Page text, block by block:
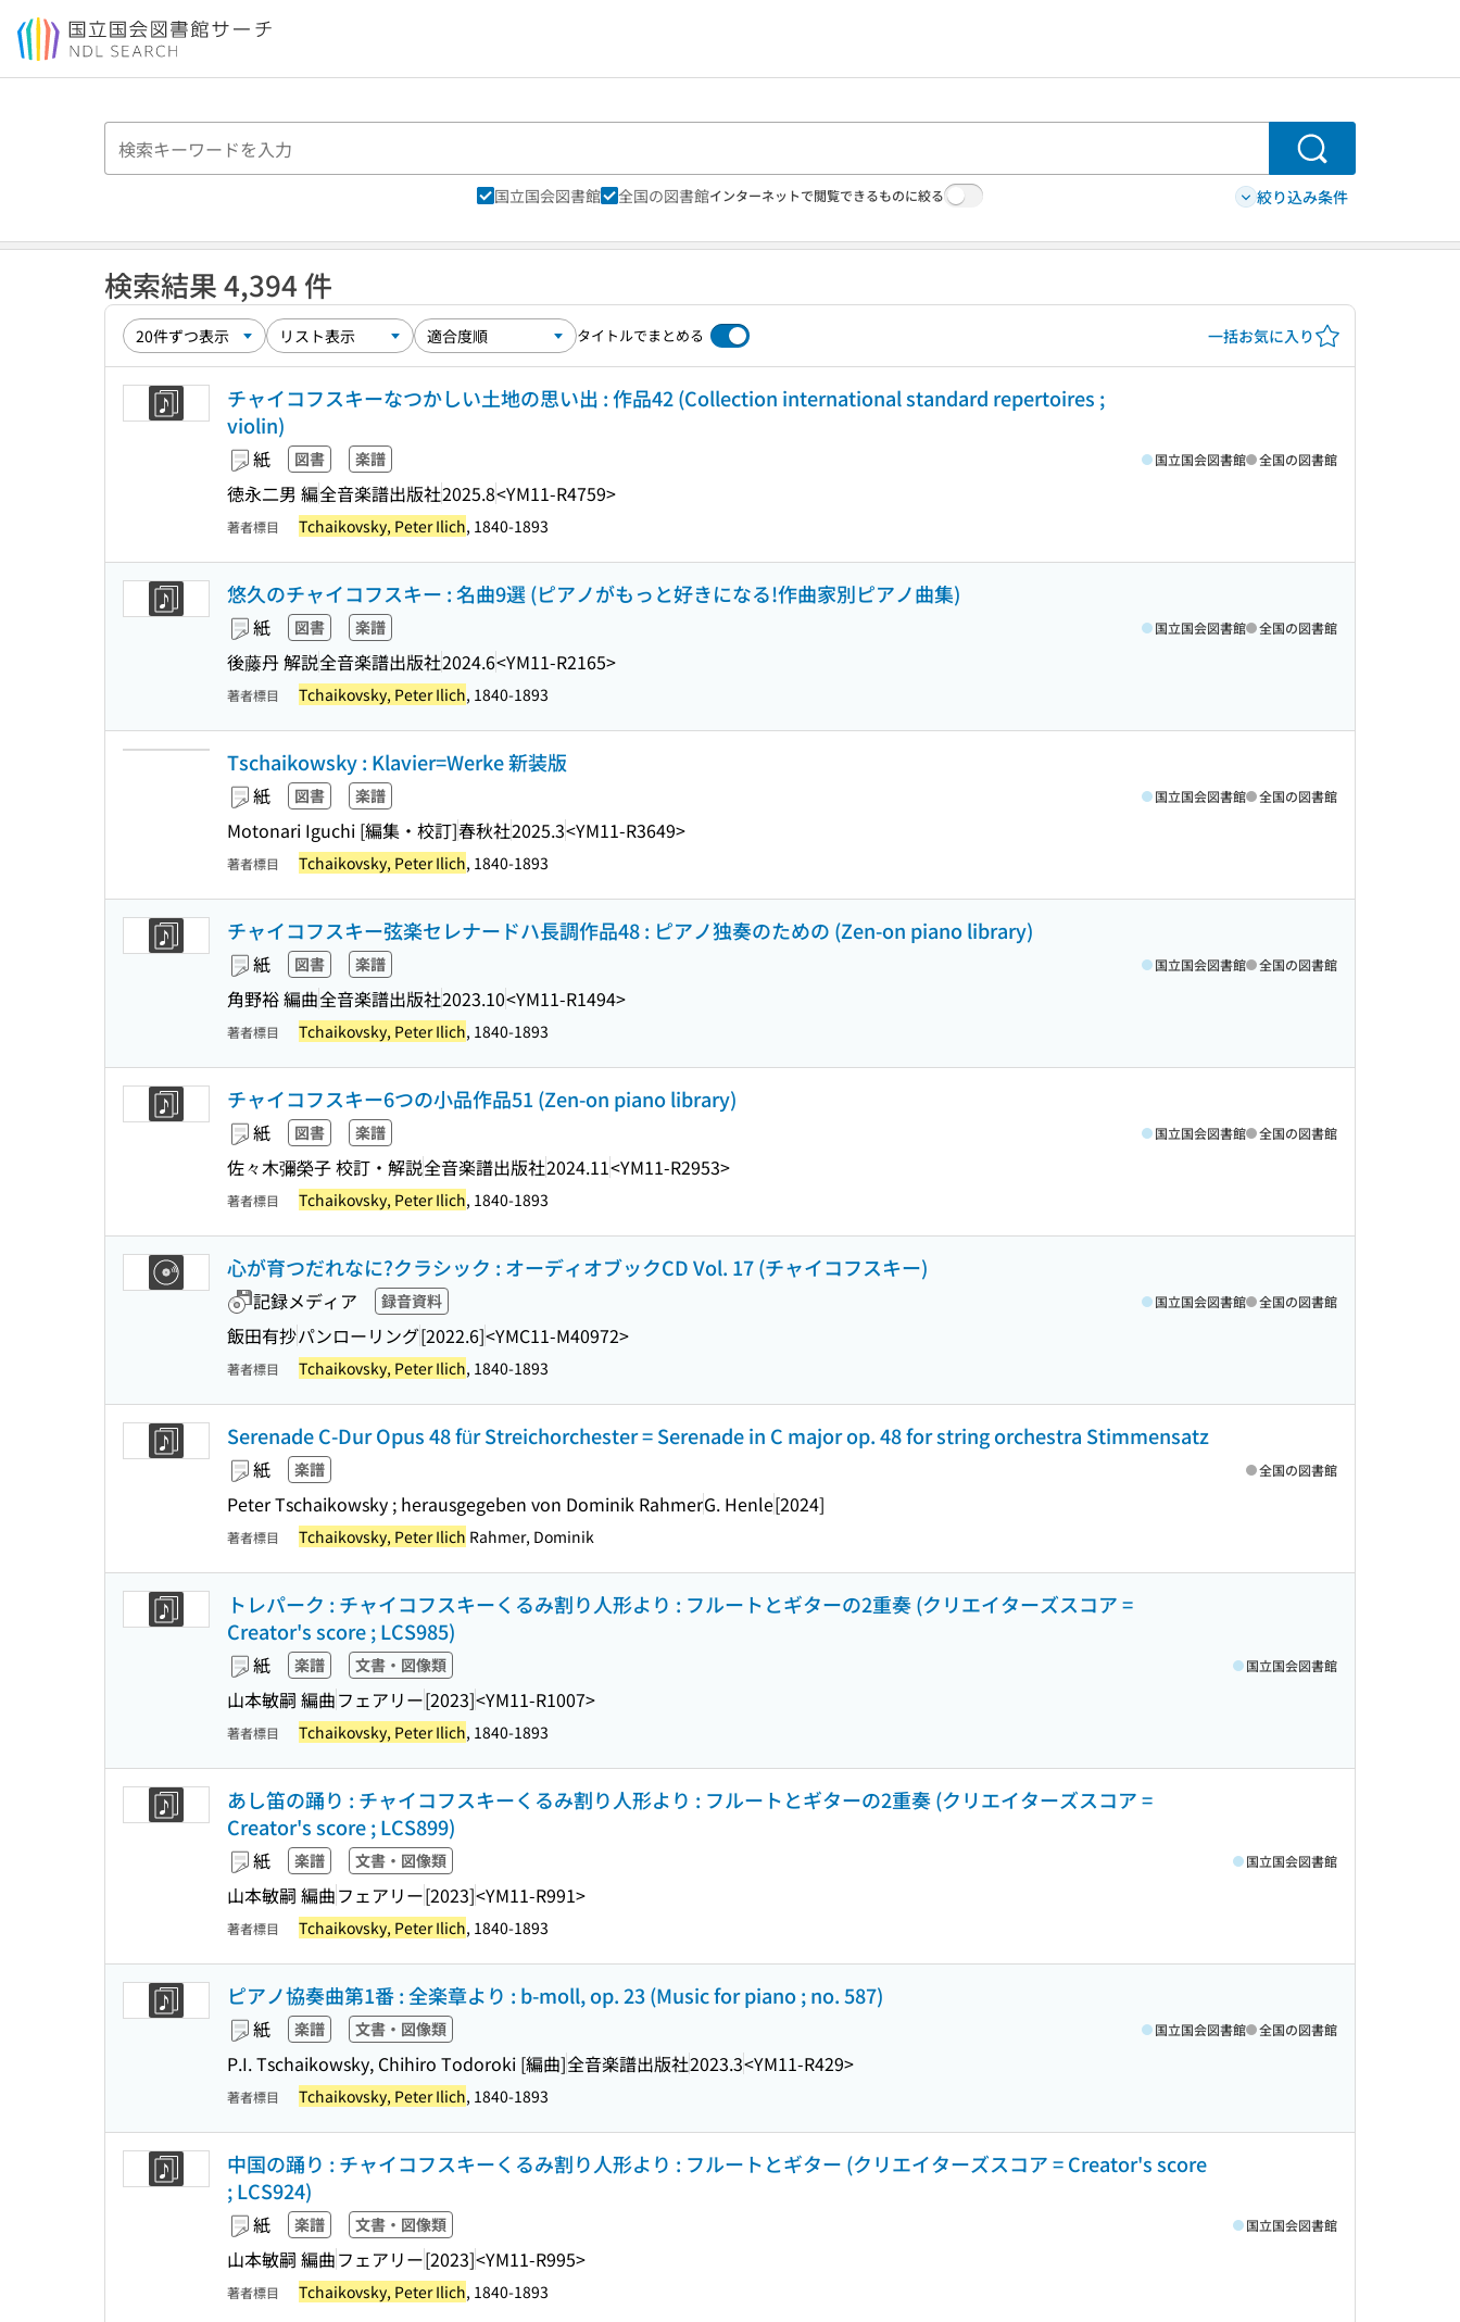
本文へ移動
検索
国立国会図書館 全国の図書館インターネットで閲覧できるものに絞る 絞り込み条件
検索結果 4,394 件
タイトルでまとめる 一括お気に入り
チャイコフスキーなつかしい土地の思い出 : 作品42 (Collection international standard repertoires ;
violin)
紙 図書 楽譜
徳永二男 編全音楽譜出版社2025.8<YM11-R4759>
国立国会図書館 全国の図書館
著者標目 Tchaikovsky, Peter Ilich, 1840-1893
悠久のチャイコフスキー : 名曲9選 (ピアノがもっと好きになる!作曲家別ピアノ曲集)
紙 図書 楽譜
後藤丹 解説全音楽譜出版社2024.6<YM11-R2165>
国立国会図書館 全国の図書館
著者標目 Tchaikovsky, Peter Ilich, 1840-1893
Tschaikowsky : Klavier=Werke 新装版
紙 図書 楽譜
Motonari Iguchi [編集・校訂]春秋社2025.3<YM11-R3649>
国立国会図書館 全国の図書館
著者標目 Tchaikovsky, Peter Ilich, 1840-1893
チャイコフスキー弦楽セレナードハ長調作品48 : ピアノ独奏のための (Zen-on piano library)
紙 図書 楽譜
角野裕 編曲全音楽譜出版社2023.10<YM11-R1494>
国立国会図書館 全国の図書館
著者標目 Tchaikovsky, Peter Ilich, 1840-1893
チャイコフスキー6つの小品作品51 (Zen-on piano library)
紙 図書 楽譜
佐々木彌榮子 校訂・解説全音楽譜出版社2024.11<YM11-R2953>
国立国会図書館 全国の図書館
著者標目 Tchaikovsky, Peter Ilich, 1840-1893
心が育つだれなに?クラシック : オーディオブックCD Vol. 17 (チャイコフスキー)
記録メディア 録音資料
飯田有抄パンローリング[2022.6]<YMC11-M40972>
国立国会図書館 全国の図書館
著者標目 Tchaikovsky, Peter Ilich, 1840-1893
Serenade C-Dur Opus 48 für Streichorchester = Serenade in C major op. 48 for string orchestra Stimmensatz
紙 楽譜
Peter Tschaikowsky ; herausgegeben von Dominik RahmerG. Henle[2024]
全国の図書館
著者標目 Tchaikovsky, Peter Ilich Rahmer, Dominik
トレパーク : チャイコフスキーくるみ割り人形より : フルートとギターの2重奏 (クリエイターズスコア =
Creator's score ; LCS985)
紙 楽譜 文書・図像類
山本敏嗣 編曲フェアリー[2023]<YM11-R1007>
国立国会図書館
著者標目 Tchaikovsky, Peter Ilich, 1840-1893
あし笛の踊り : チャイコフスキーくるみ割り人形より : フルートとギターの2重奏 (クリエイターズスコア =
Creator's score ; LCS899)
紙 楽譜 文書・図像類
山本敏嗣 編曲フェアリー[2023]<YM11-R991>
国立国会図書館
著者標目 Tchaikovsky, Peter Ilich, 1840-1893
ピアノ協奏曲第1番 : 全楽章より : b-moll, op. 23 (Music for piano ; no. 587)
紙 楽譜 文書・図像類
P.I. Tschaikowsky, Chihiro Todoroki [編曲]全音楽譜出版社2023.3<YM11-R429>
国立国会図書館 全国の図書館
著者標目 Tchaikovsky, Peter Ilich, 1840-1893
中国の踊り : チャイコフスキーくるみ割り人形より : フルートとギター (クリエイターズスコア = Creator's score
; LCS924)
紙 楽譜 文書・図像類
山本敏嗣 編曲フェアリー[2023]<YM11-R995>
国立国会図書館
著者標目 Tchaikovsky, Peter Ilich, 1840-1893